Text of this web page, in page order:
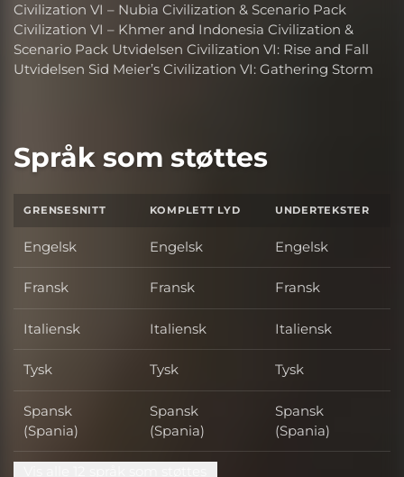
Civilization VI – Nubia Civilization & Scenario Pack
Civilization VI – Khmer and Indonesia Civilization &
Scenario Pack Utvidelsen Civilization VI: Rise and Fall
Utvidelsen Sid Meier’s Civilization VI: Gathering Storm
Språk som støttes
GRENSESNITT KOMPLETT LYD UNDERTEKSTER
Engelsk Engelsk Engelsk
Fransk Fransk Fransk
Italiensk Italiensk Italiensk
Tysk Tysk Tysk
Spansk
(Spania)
Spansk
(Spania)
Spansk
(Spania)